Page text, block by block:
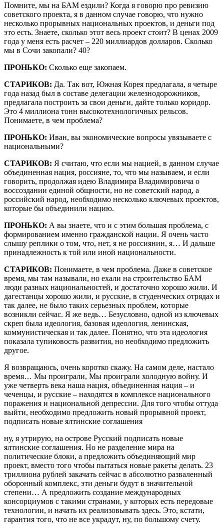
Помните, мы на БАМ ездили? Когда я говорю про ревизию
советского проекта, я в данном случае говорю, что нужно
несколько прорывных национальных проектов, и деньги под
это есть. Знаете, сколько этот весь проект стоит? В ценах 2009
года у меня есть расчет – 220 миллиардов долларов. Сколько
мы в Сочи закопали? 40?
ПРОНЬКО: Сколько еще закопаем.
СТАРИКОВ: Да. Так вот, Южная Корея предлагала, я четыре
года назад был в составе делегации железнодорожников,
предлагала построить за свои деньги, дайте только коридор.
Это 4 миллиона тонн высокотехнологичных рельсов.
Понимаете, в чем проблема?
ПРОНЬКО: Иван, вы экономические вопросы увязываете с
национальными?
СТАРИКОВ: Я считаю, что если мы нацией, в данном случае
объединенная нация, россияне, то, что мы называем, и если
говорить, продолжая идею Владимира Владимировича о
воссоздании единой общности, но не советский народ, а
российский народ, необходимо несколько ключевых проектов,
которые бы объединили нацию.
ПРОНЬКО: А вы знаете, что и с этим большая проблема, с
формированием именно гражданской нации. Я очень часто
слышу реплики о том, что, нет, я не россиянин, я… И дальше
принадлежность к той или иной национальности.
СТАРИКОВ: Понимаете, в чем проблема. Даже в советское
время, мы там называли, но ехали на строительство БАМ
люди разных национальностей, и достаточно хорошо жили. И
дагестанцы хорошо жили, и русские, в студенческих отрядах и
так далее, не было таких серьезных проблем, которые
возникли сейчас. Я же ведь… Безусловно, одной из ключевых
скреп была идеология, базовая идеология, ленинская,
коммунистическая и так далее. Понятно, что эта идеология
показала тупиковость развития, но необходимо предложить
другое.
Я возвращаюсь, очень коротко скажу. На самом деле, настало
время… Мы проиграли, Мы проиграли холодную войну. И
уже четверть века наша нация, объединенная нация – и
чеченцы, и русские – находятся в комплексе национального
поражения и национальной депрессии. Для того чтобы оттуда
выйти, необходимо предложить новый прорывной проект,
подписать новые ялтинские соглашения
ну, я утрирую, на острове Русский подписать новые
ялтинские соглашения. Но не разделение мира на
политические блоки, а предложить объединяющий мир
проект, вместо того чтобы пытаться новые ракеты делать. 23
триллиона рублей закачать сейчас в абсолютно разваленный
оборонный комплекс, эти деньги будут в значительной
степени… А предложить создание международных
консорциумов с такими странами, у которых есть передовые
технологии, и начать их реализовывать здесь. Это, кстати,
гарантия того, что не все украдут, ну, по большому счету.